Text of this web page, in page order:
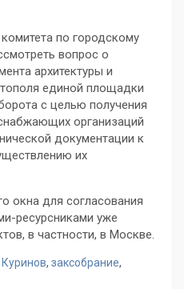
по городскому
вопрос о
архитектуры и
единой площадки
с целью получения
организаций
документации к
их
окна для согласования
ресурсниками уже
в частности, в Москве.
, заксобрание,